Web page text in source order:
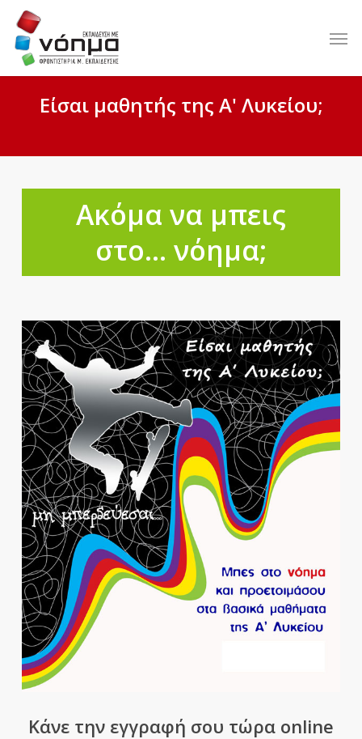
Skip
main
content
Είσαι μαθητής της Α' Λυκείου;
Ακόμα να μπεις
στο... νόημα;
Κάνε την εγγραφή σου τώρα online